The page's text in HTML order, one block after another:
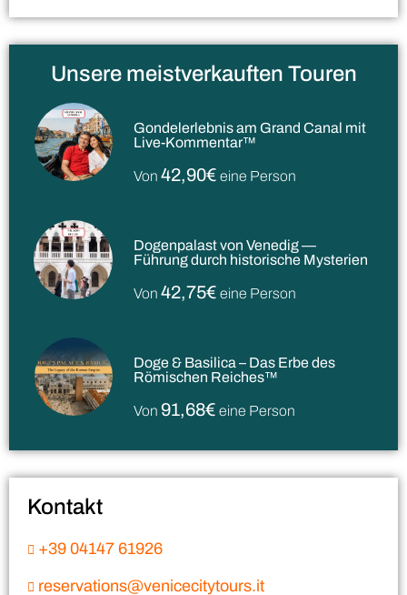
Unsere meistverkauften Touren
Gondelerlebnis am Grand Canal mit
Live-Kommentar™
Von42,90€ eine Person
Dogenpalast von Venedig —
Führung durch historische Mysterien
Von42,75€ eine Person
Doge & Basilica – Das Erbe des
Römischen Reiches™
Von 91,68€ eine Person
Kontakt
+39 04147 61926
reservations@venicecitytours.it